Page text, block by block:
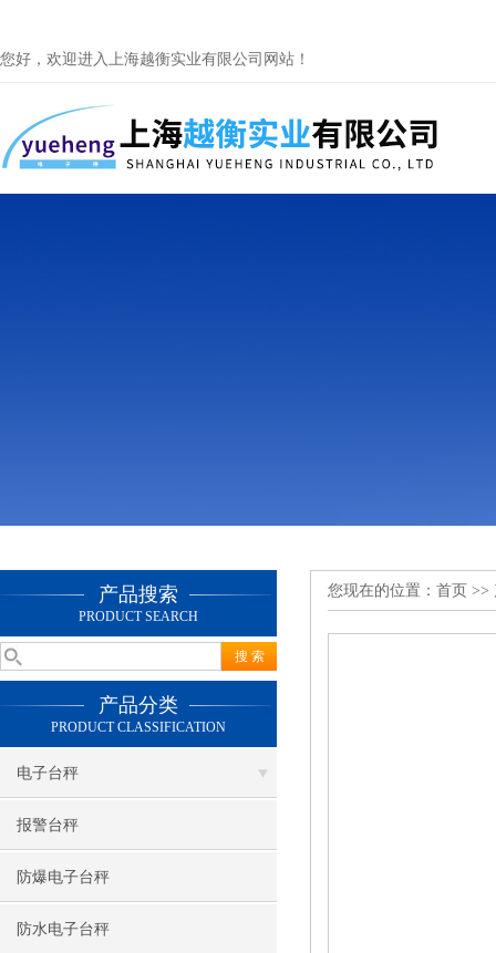
您好，欢迎进入上海越衡实业有限公司网站！
产品搜索
PRODUCT SEARCH
产品分类
PRODUCT CLASSIFICATION
电子台秤
报警台秤
防爆电子台秤
防水电子台秤
您现在的位置： 首页 >>